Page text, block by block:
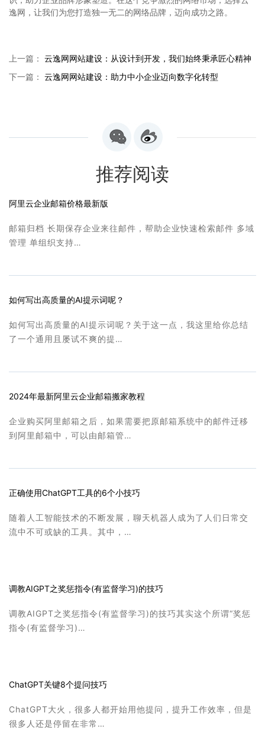
逸网，让我们为您打造独一无二的网络品牌，迈向成功之路。
上一篇： 云逸网网站建设：从设计到开发，我们始终秉承匠心精神
下一篇： 云逸网网站建设：助力中小企业迈向数字化转型
推荐阅读
阿里云企业邮箱价格最新版
邮箱归档 长期保存企业来往邮件，帮助企业快速检索邮件 多域
管理 单组织支持…
如何写出高质量的AI提示词呢？
如何写出高质量的AI提示词呢？关于这一点，我这里给你总结
了一个通用且屡试不爽的提…
2024年最新阿里云企业邮箱搬家教程
企业购买阿里邮箱之后，如果需要把原邮箱系统中的邮件迁移
到阿里邮箱中，可以由邮箱管…
正确使用ChatGPT工具的6个小技巧
随着人工智能技术的不断发展，聊天机器人成为了人们日常交
流中不可或缺的工具。其中，…
调教AIGPT之奖惩指令(有监督学习)的技巧
调教AIGPT之奖惩指令(有监督学习)的技巧其实这个所谓“奖惩
指令(有监督学习)…
ChatGPT关键8个提问技巧
ChatGPT大火，很多人都开始用他提问，提升工作效率，但是
很多人还是停留在非常…